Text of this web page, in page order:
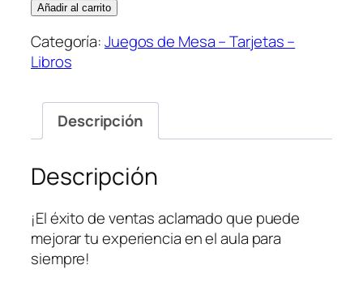
Añadir al carrito
Categoría:Juegos de Mesa – Tarjetas –
Libros
Descripción
Descripción
¡El éxito de ventas aclamado que puede
mejorar tu experiencia en el aula para
siempre!